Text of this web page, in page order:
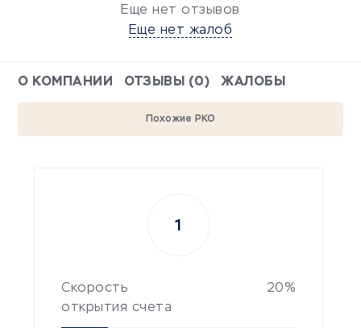
Еще нет отзывов
Еще нет жалоб
О КОМПАНИИ ОТЗЫВЫ (0) ЖАЛОБЫ
Похожие РКО
Скорость
открытия счета
20%
1